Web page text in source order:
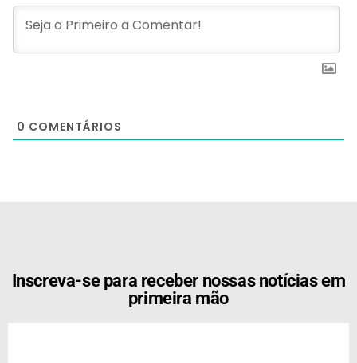
0 COMENTÁRIOS
Inscreva-se para receber nossas notícias em
primeira mão